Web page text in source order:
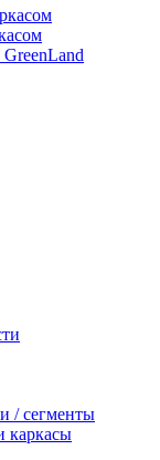
/ сегменты
каркасы